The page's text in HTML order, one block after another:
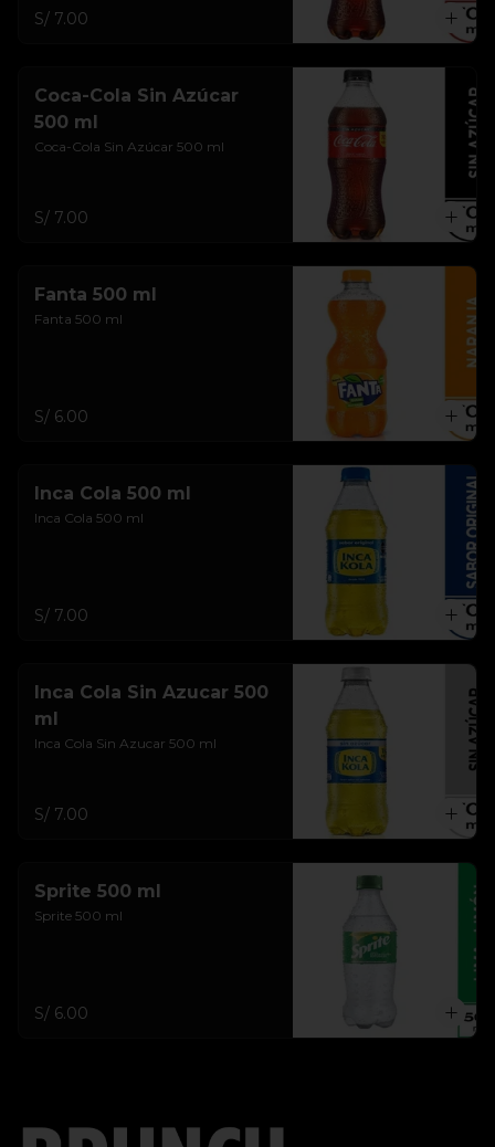
S/ 7.00
Coca-Cola Sin Azúcar
500 ml
Coca-Cola Sin Azúcar 500 ml
S/ 7.00
Fanta 500 ml
Fanta 500 ml
S/ 6.00
Inca Cola 500 ml
Inca Cola 500 ml
S/ 7.00
Inca Cola Sin Azucar 500
ml
Inca Cola Sin Azucar 500 ml
S/ 7.00
Sprite 500 ml
Sprite 500 ml
S/ 6.00